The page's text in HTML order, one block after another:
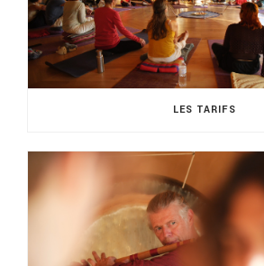
LES TARIFS